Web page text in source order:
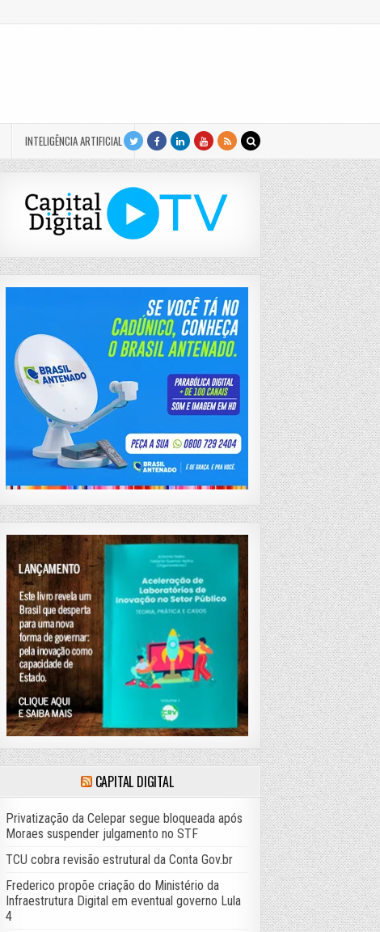
INTELIGÊNCIA ARTIFICIAL
CAPITAL DIGITAL
Privatização da Celepar segue bloqueada após
Moraes suspender julgamento no STF
TCU cobra revisão estrutural da Conta Gov.br
Frederico propõe criação do Ministério da
Infraestrutura Digital em eventual governo Lula
4